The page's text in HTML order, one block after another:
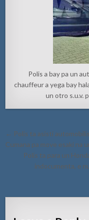
Polis a bay pa un
chauffeur a yega bay
un otro s.u.v.
Post
navigation
← Polis ta asisti
Cumana pa move esaki na
Polis ta para un
indocumenta, e